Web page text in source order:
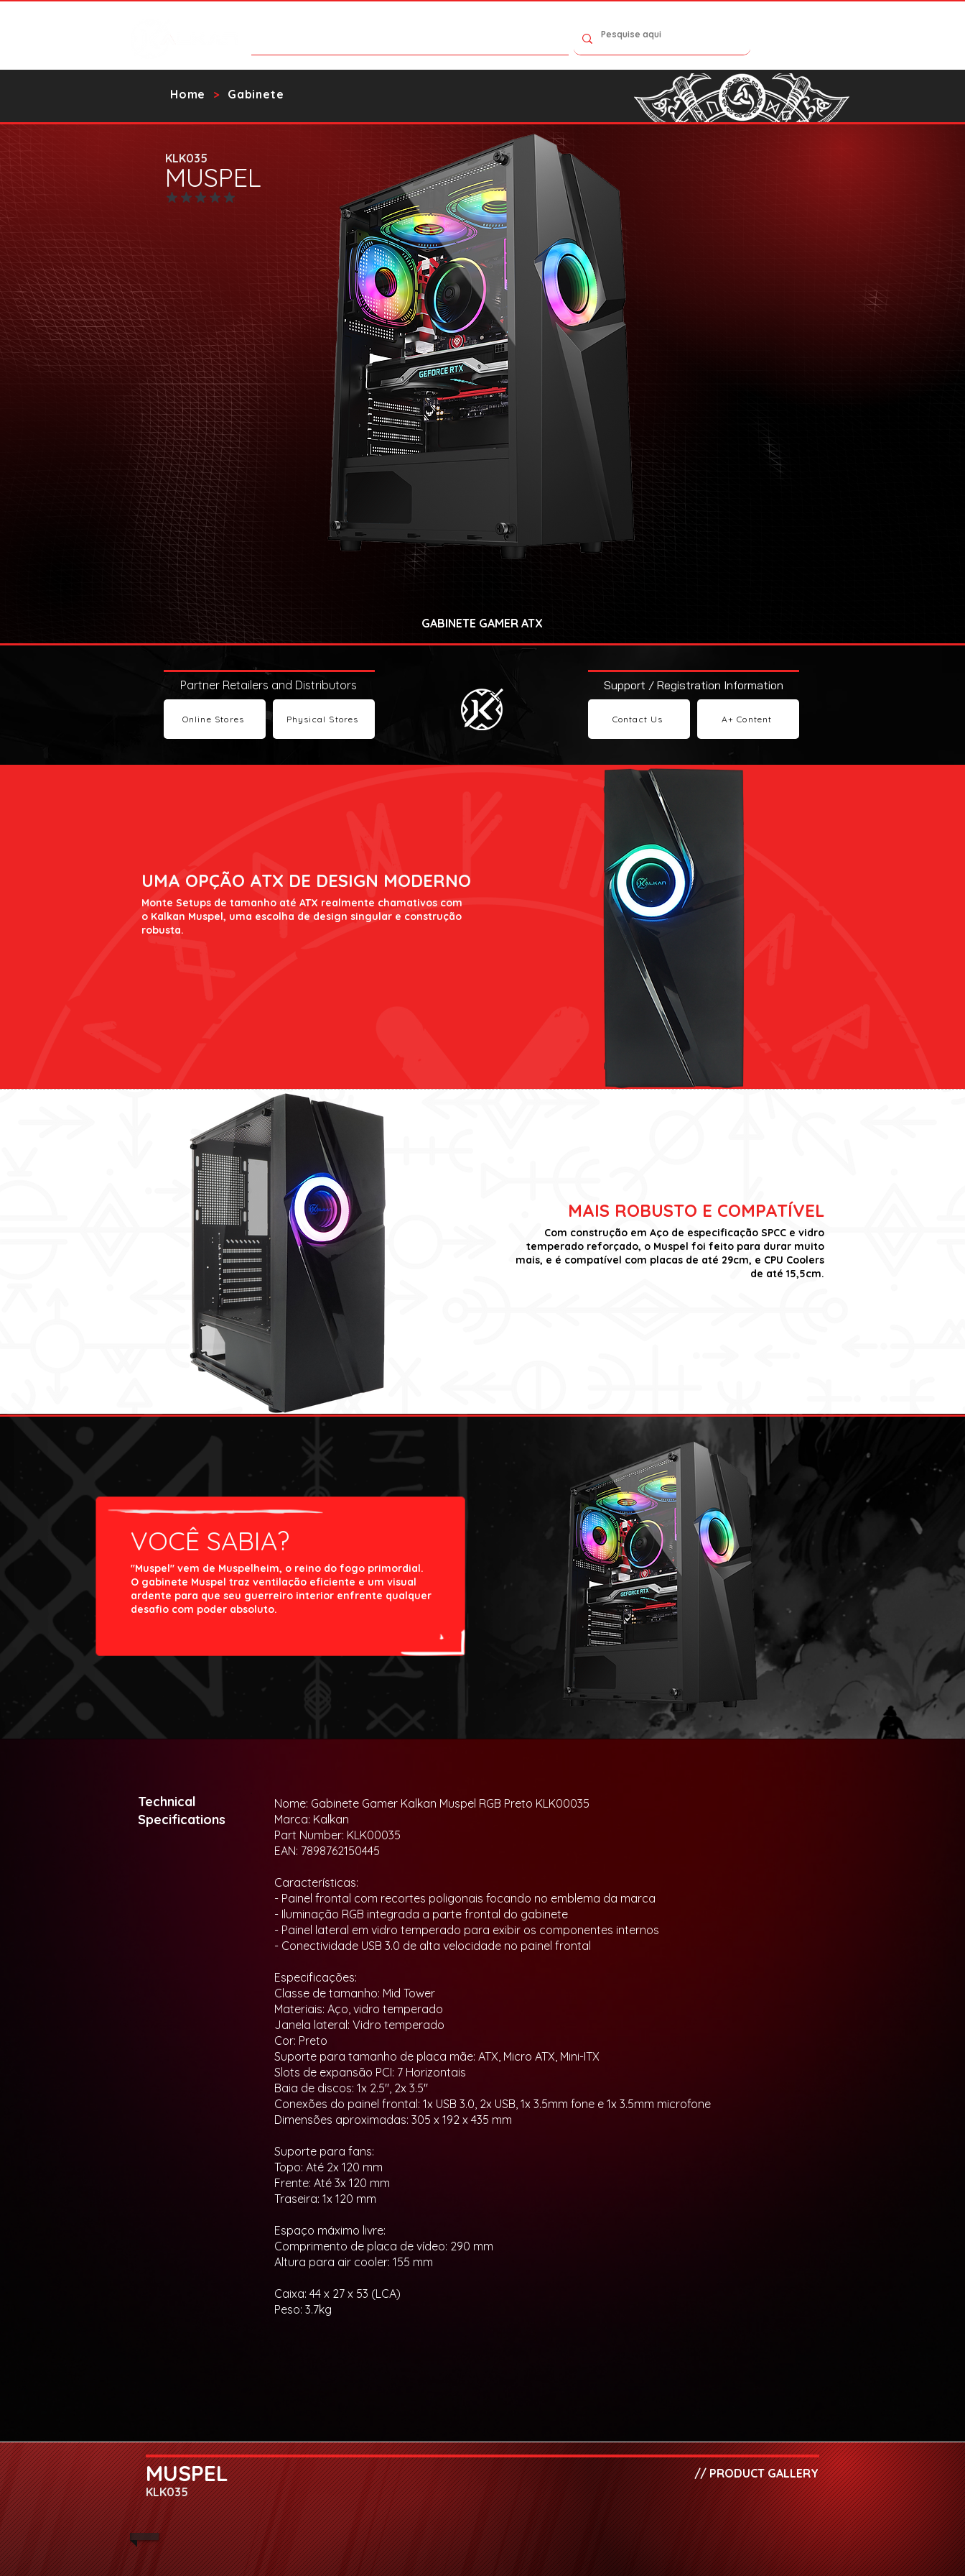
>
Home Gabinete
MUSPEL
No ratings yet
KLK035
GABINETE GAMER ATX
Partner Retailers and Distributors
Online Stores Physical Stores
Support / Registration Information
Contact Us A+ Content
UMA OPÇÃO ATX DE DESIGN MODERNO
Monte Setups de tamanho até ATX realmente chamativos com
o Kalkan Muspel, uma escolha de design singular e construção
robusta.
MAIS ROBUSTO E COMPATÍVEL
Com construção em Aço de especificação SPCC e vidro
temperado reforçado, o Muspel foi feito para durar muito
mais, e é compatível com placas de até 29cm, e CPU Coolers
de até 15,5cm.
VOCÊ SABIA?
"Muspel" vem de Muspelheim, o reino do fogo primordial.
O gabinete Muspel traz ventilação eficiente e um visual
ardente para que seu guerreiro interior enfrente qualquer
desafio com poder absoluto.
Technical
Specifications
Nome: Gabinete Gamer Kalkan Muspel RGB Preto KLK00035
Marca: Kalkan
Part Number: KLK00035
EAN: 7898762150445
Características:
- Painel frontal com recortes poligonais focando no emblema da marca
- Iluminação RGB integrada a parte frontal do gabinete
- Painel lateral em vidro temperado para exibir os componentes internos
- Conectividade USB 3.0 de alta velocidade no painel frontal
Especificações:
Classe de tamanho: Mid Tower
Materiais: Aço, vidro temperado
Janela lateral: Vidro temperado
Cor: Preto
Suporte para tamanho de placa mãe: ATX, Micro ATX, Mini-ITX
Slots de expansão PCI: 7 Horizontais
Baia de discos: 1x 2.5", 2x 3.5"
Conexões do painel frontal: 1x USB 3.0, 2x USB, 1x 3.5mm fone e 1x 3.5mm microfone
Dimensões aproximadas: 305 x 192 x 435 mm
Suporte para fans:
Topo: Até 2x 120 mm
Frente: Até 3x 120 mm
Traseira: 1x 120 mm
Espaço máximo livre:
Comprimento de placa de vídeo: 290 mm
Altura para air cooler: 155 mm
Caixa: 44 x 27 x 53 (LCA)
Peso: 3.7kg
MUSPEL
KLK035
// PRODUCT GALLERY